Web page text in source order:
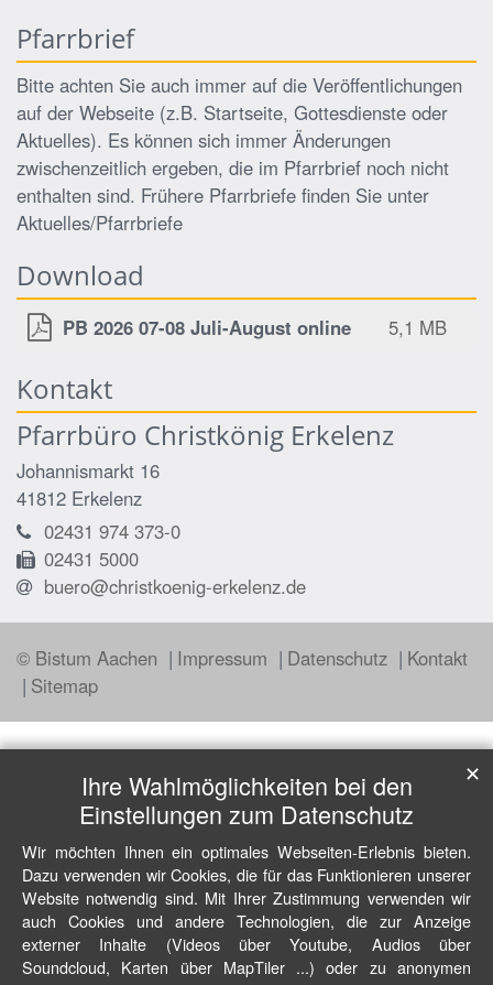
Pfarrbrief
Bitte achten Sie auch immer auf die Veröffentlichungen
auf der Webseite (z.B. Startseite, Gottesdienste oder
Aktuelles). Es können sich immer Änderungen
zwischenzeitlich ergeben, die im Pfarrbrief noch nicht
enthalten sind. Frühere Pfarrbriefe finden Sie unter
Aktuelles/Pfarrbriefe
Download
PB 2026 07-08 Juli-August online 5,1 MB
Kontakt
Pfarrbüro Christkönig Erkelenz
Johannismarkt 16
41812 Erkelenz
02431 974 373-0
02431 5000
buero@christkoenig-erkelenz.de
© Bistum Aachen Impressum Datenschutz
Kontakt
Sitemap
Ihre Wahlmöglichkeiten bei den
Einstellungen zum Datenschutz
Wir möchten Ihnen ein optimales Webseiten-Erlebnis bieten.
Dazu verwenden wir Cookies, die für das Funktionieren unserer
Website notwendig sind. Mit Ihrer Zustimmung verwenden wir
auch Cookies und andere Technologien, die zur Anzeige
externer Inhalte (Videos über Youtube, Audios über
Soundcloud, Karten über MapTiler ...) oder zu anonymen
✕